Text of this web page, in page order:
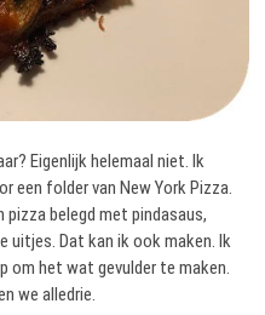
Eigenlijk helemaal niet. Ik
een folder van New York Pizza.
belegd met pindasaus,
uitjes. Dat kan ik ook maken. Ik
om het wat gevulder te maken.
we alledrie.